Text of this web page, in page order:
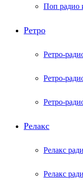
Поп радио
Ретро
Ретро-
Ретро-
Ретро-
Релакс
Релакс
Релакс